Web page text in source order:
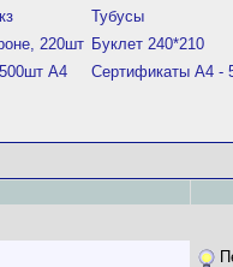
Тубусы
220шт Буклет 240*210
А4 Сертификаты A4 -